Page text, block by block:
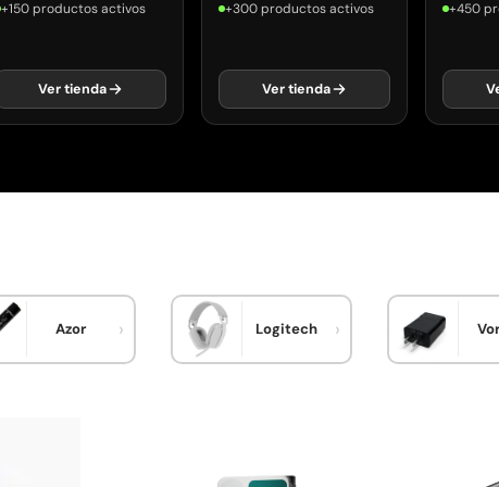
+150 productos activos
Ver tienda
+300 productos activos
Ver tienda
+450
Azor Logitech